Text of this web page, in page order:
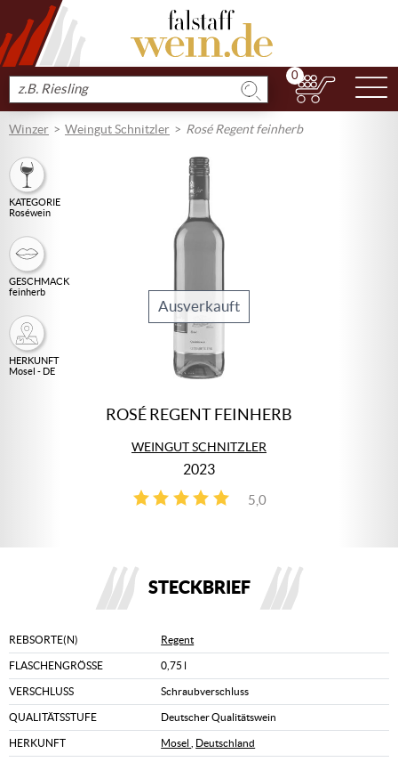
Produkt
suchen
0
Winzer Weingut Schnitzler Rosé Regent feinherb
KATEGORIE
Roséwein
GESCHMACK
feinherb
HERKUNFT
Mosel - DE
Ausverkauft
ROSÉ REGENT FEINHERB
WEINGUT SCHNITZLER
2023
5,0
1
STECKBRIEF
REBSORTE(N) Regent
FLASCHENGRÖSSE 0,75 l
VERSCHLUSS Schraubverschluss
QUALITÄTSSTUFE Deutscher Qualitätswein
HERKUNFT Mosel Deutschland